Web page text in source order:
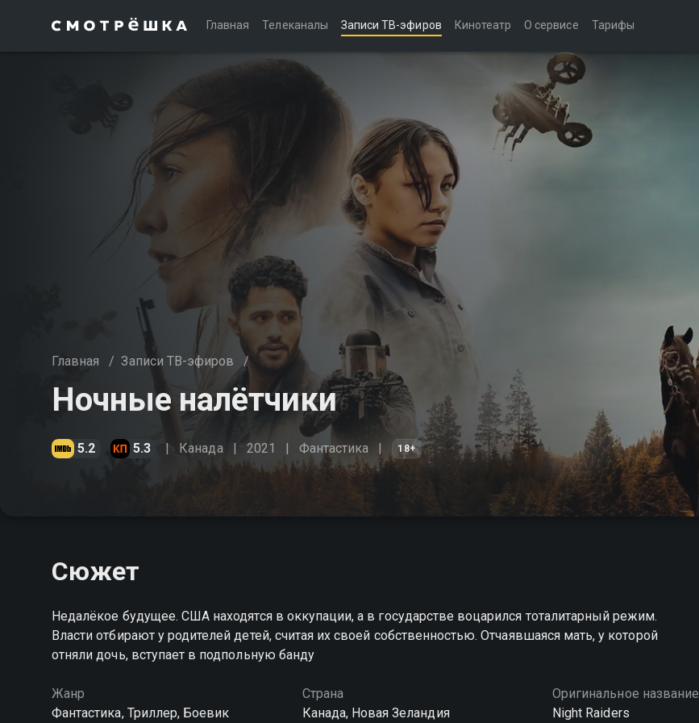
Главная Телеканалы Записи ТВ-эфиров Кинотеатр О сервисе Тарифы
Главная / Записи ТВ-эфиров /
Ночные налётчики
5.2 5.3 Канада 2021 Фантастика 18+
Сюжет
Недалёкое будущее. США находятся в оккупации, а в государстве воцарился тоталитарный режим.
Власти отбирают у родителей детей, считая их своей собственностью. Отчаявшаяся мать, у которой
отняли дочь, вступает в подпольную банду
Жанр
Фантастика, Триллер, Боевик
Страна
Канада, Новая Зеландия
Оригинальное название
Night Raiders